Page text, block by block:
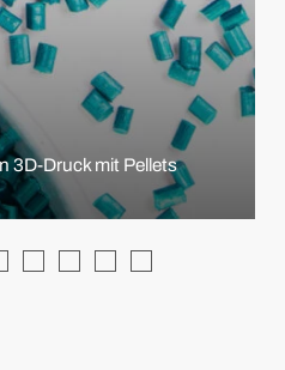
3D-Druck mit Pellets